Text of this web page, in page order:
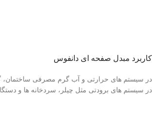
کاربرد مبدل صفحه ای دانفوس
در سیستم های حرارتی و آب گرم مصرفی
در سیستم های برودتی مثل چیلر، سردخانه ها و